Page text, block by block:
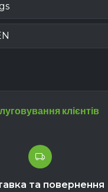
клієнтів
та повернення